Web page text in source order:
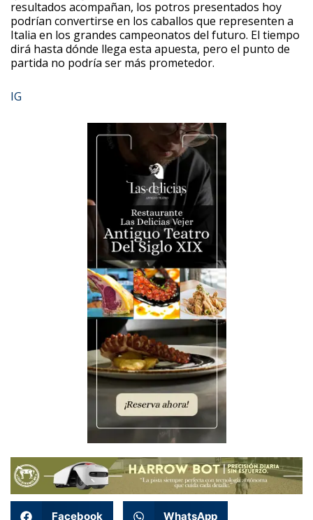
resultados acompañan, los potros presentados hoy
podrían convertirse en los caballos que representen a
Italia en los grandes campeonatos del futuro. El tiempo
dirá hasta dónde llega esta apuesta, pero el punto de
partida no podría ser más prometedor.
IG
Facebook WhatsApp